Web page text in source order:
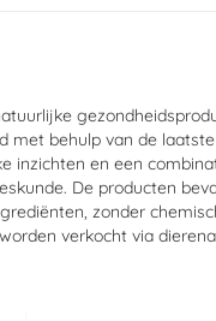
met behulp van de laatste
inzichten en een
De producten
zonder
verkocht via